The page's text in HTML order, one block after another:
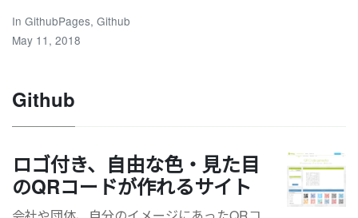
In GithubPages, Github
May 11, 2018
Github
ロゴ付き、自由な色・見た目
のQRコードが作れるサイト